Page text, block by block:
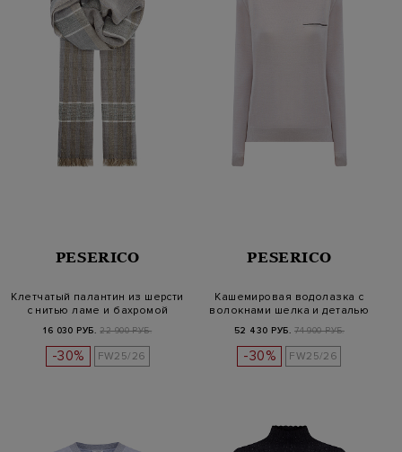
PESERICO
Клетчатый палантин из шерсти
с нитью ламе и бахромой
16 030 РУБ. 22 900 РУБ.
-30% FW25/26
PESERICO
Кашемировая водолазка с
волокнами шелка и деталью
52 430 РУБ. 74 900 РУБ.
-30% FW25/26